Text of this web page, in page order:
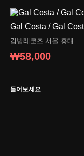
Gal Costa / Gal
김밥레코즈 서울 홍대
₩58,000
들어보세요